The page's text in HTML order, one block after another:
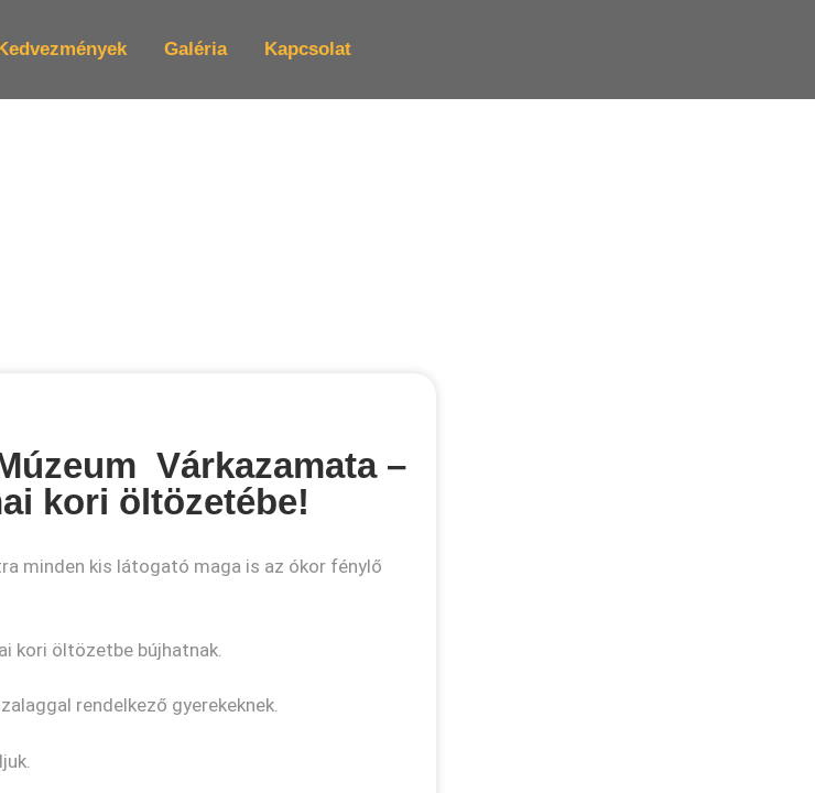
Galéria Kapcsolat
Várkazamata –
kori öltözetébe!
minden kis látogató maga is az ókor fénylő
kori öltözetbe bújhatnak.
rendelkező gyerekeknek.